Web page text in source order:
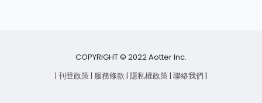
COPYRIGHT © 2022 Aotter Inc.
| 刊登政策 | 服務條款 | 隱私權政策 | 聯絡我們 |